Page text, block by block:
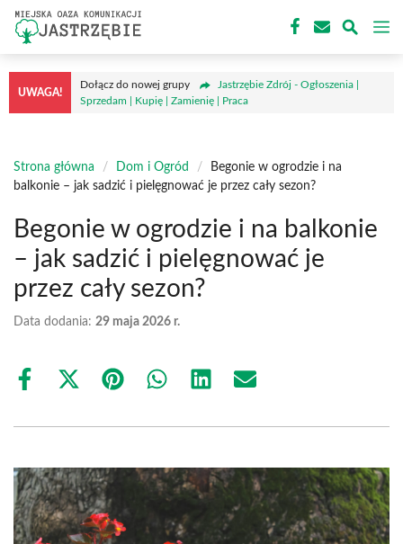
Przejdź
treści
UWAGA!
Dołącz do nowej grupy
Jastrzębie Zdrój - Ogłoszenia |
Sprzedam | Kupię | Zamienię | Praca
Strona główna / Dom i Ogród /
Begonie w ogrodzie i na
balkonie – jak sadzić i pielęgnować je przez cały sezon?
Begonie w ogrodzie i na balkonie
– jak sadzić i pielęgnować je
przez cały sezon?
Data dodania: 29 maja 2026 r.
Share
Share
(Twitter)
Share Share Share Share